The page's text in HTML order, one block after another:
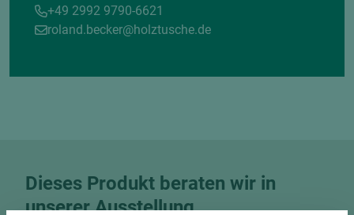
+49 2992 9790-6621
roland.becker@holztusche.de
Dieses Produkt beraten wir in
unserer Ausstellung